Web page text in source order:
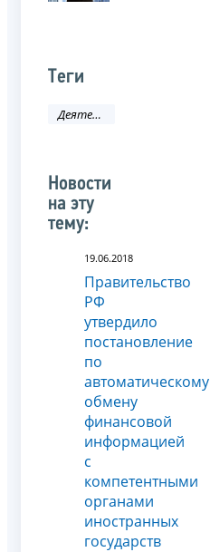
Теги
Деятельность ФНС
Новости
на эту
тему:
19.06.2018
Правительство
РФ
утвердило
постановление
по
автоматическому
обмену
финансовой
информацией
с
компетентными
органами
иностранных
государств